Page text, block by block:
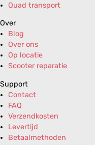
Quad transport
Over
Blog
Over ons
Op locatie
Scooter reparatie
Support
Contact
FAQ
Verzendkosten
Levertijd
Betaalmethoden